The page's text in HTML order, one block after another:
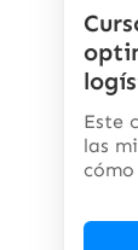
Este
las